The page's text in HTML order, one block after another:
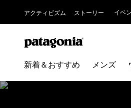
アクティビズム ストーリー イベ
新着＆おすすめ メンズ